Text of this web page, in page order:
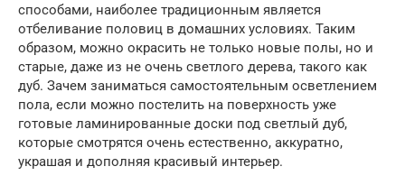
способами, наиболее традиционным является
отбеливание половиц в домашних условиях. Таким
образом, можно окрасить не только новые полы, но и
старые, даже из не очень светлого дерева, такого как
дуб. Зачем заниматься самостоятельным осветлением
пола, если можно постелить на поверхность уже
готовые ламинированные доски под светлый дуб,
которые смотрятся очень естественно, аккуратно,
украшая и дополняя красивый интерьер.